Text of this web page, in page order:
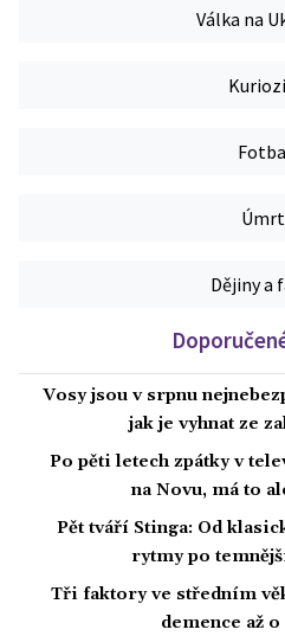
Válka na
Dějiny a
Vosy jsou v srpnu
jak je vyhnat ze
Po pěti letech zpátky v
na Novu, má to
Pět tváří Stinga: Od
rytmy po
Tři faktory ve středním
demence až